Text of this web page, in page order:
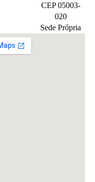
CEP 05003-
020
Sede Própria